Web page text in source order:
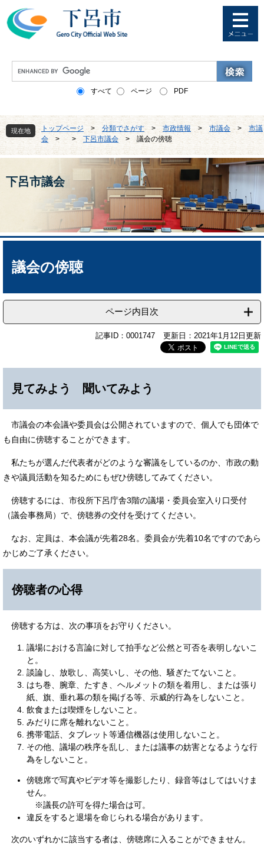
ー
ニ
本
文
へ
e
カ
ス
タ
検
索
すべて ページ PDF
現在地 トップページ > 分類でさがす > 市政情報 > 市議会 >
市議
会
> > 下呂市議会 > 議会の傍聴
下呂市議会
本
議会の傍聴
ページ内目次
記事ID：0001747 更新日：2021年1月12日更新
見てみよう 聞いてみよう
市議会の本会議や委員会は公開されていますので、個人でも団体で
も自由に傍聴することができます。
私たちが選んだ代表者がどのような審議をしているのか、市政の動
きや議員活動を知るためにもぜひ傍聴してみてください。
傍聴するには、市役所下呂庁舎3階の議場・委員会室入り口受付
（議会事務局）で、傍聴券の交付を受けてください。
なお、定員は、本会議が先着28名。委員会が先着10名ですのであら
かじめご了承ください。
傍聴者の心得
傍聴する方は、次の事項をお守りください。
議場における言論に対して拍手など公然と可否を表明しないこ
と。
談論し、放歌し、高笑いし、その他、騒ぎたてないこと。
はち巻、腕章、たすき、ヘルメットの類を着用し、または張り
紙、旗、垂れ幕の類を掲げる等、示威的行為をしないこと。
飲食または喫煙をしないこと。
みだりに席を離れないこと。
携帯電話、タブレット等通信機器は使用しないこと。
その他、議場の秩序を乱し、または議事の妨害となるような行
為をしないこと。
傍聴席で写真やビデオ等を撮影したり、録音等はしてはいけま
せん。
※議長の許可を得た場合は可。
違反をすると退場を命じられる場合があります。
次のいずれかに該当する者は、傍聴席に入ることができません。